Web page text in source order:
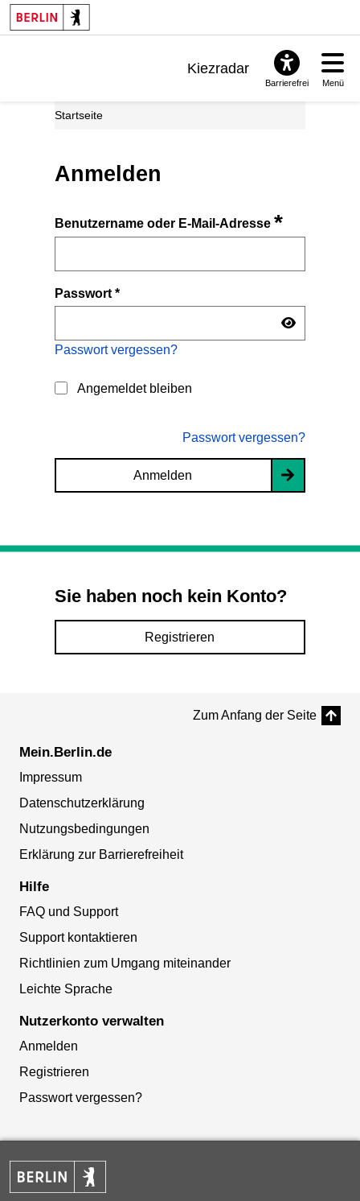
Kiezradar
Barrierefrei Menü
Startseite
Anmelden
Benutzername oder E-Mail-Adresse*
Passwort*
Passwort vergessen?
Angemeldet bleiben
Passwort vergessen?
Anmelden
Sie haben noch kein Konto?
Registrieren
Zum Anfang der Seite
Mein.Berlin.de
Impressum
Datenschutzerklärung
Nutzungsbedingungen
Erklärung zur Barrierefreiheit
Hilfe
FAQ und Support
Support kontaktieren
Richtlinien zum Umgang miteinander
Leichte Sprache
Nutzerkonto verwalten
Anmelden
Registrieren
Passwort vergessen?